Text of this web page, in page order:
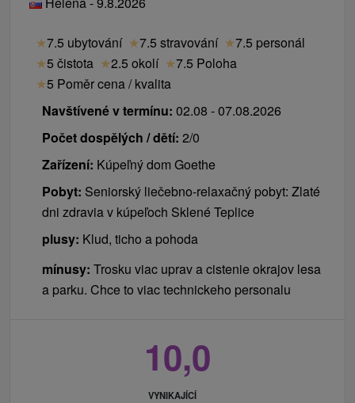
lázeňský poplatek 1 € / osoba / noc
ztráta klíče 30 €
vratná záloha za ovladač brány při LD Mateja Bela
a LD Goethe 20 €
vratná záloha za trezor 30 €
změna načasování procedur z podnětu klienta na
místě 2 € / procedura
výměna pokoje z podnětu klienta bez objektivních
důvodů na místě 15 €
jednorázový poplatek za zapůjčení županů 10 € /
1 župan / pobyt
vyšetření v pondělí.
Jaké procedury dostanete o víkendu?
Sestra vám na sobotu a neděli naplánuje ostatní
procedury z vašeho balíčku, které nevyžadují předpis
apod.).
★7.5 ubytování ★7.5 stravování ★7.5 personál
★5 čistota ★2.5 okolí ★7.5 Poloha
★5 Poměr cena / kvalita
Navštívené v termínu: 02.08 - 07.08.2026
Počet dospělých / dětí: 2/0
Zařízení: Kúpeľný dom Goethe
Pobyt: Seniorský liečebno-relaxačný pobyt: Zlaté
dni zdravia v kúpeľoch Sklené Teplice
plusy: Klud, ticho a pohoda
mínusy: Trosku viac uprav a cistenie okrajov lesa
a parku. Chce to viac technickeho personalu
10,0
VYNIKAJÍCÍ